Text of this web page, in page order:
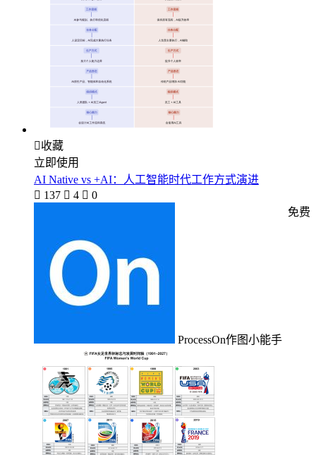
收藏
立即使用
AI Native vs +AI：人工智能时代工作方式演进
 137  4  0
ProcessOn作图小能手
免费